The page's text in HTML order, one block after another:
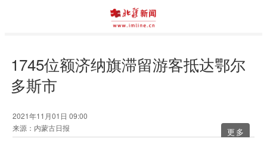
1745位额济纳旗滞留游客抵达鄂尔
多斯市
2021年11月01日 09:00
来源：内蒙古日报
更多